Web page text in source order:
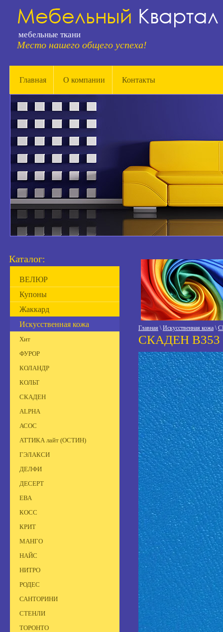
мебельные ткани
Место нашего общего успеха!
Главная О компании Контакты
Главная \Искусственная кожа \
СКАДЕН B353
Каталог:
ВЕЛЮР
Купоны
Жаккард
Искусственная кожа
Хит
ФУРОР
КОЛАНДР
КОЛЬТ
СКАДЕН
ALPHA
АСОС
АТТИКА лайт (ОСТИН)
ГЭЛАКСИ
ДЕЛФИ
ДЕСЕРТ
ЕВА
КОСС
КРИТ
МАНГО
НАЙС
НИТРО
РОДЕС
САНТОРИНИ
СТЕНЛИ
ТОРОНТО